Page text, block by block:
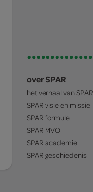
over SPAR
het verhaal van SPAR
SPAR visie en missie
SPAR formule
SPAR MVO
SPAR academie
SPAR geschiedenis